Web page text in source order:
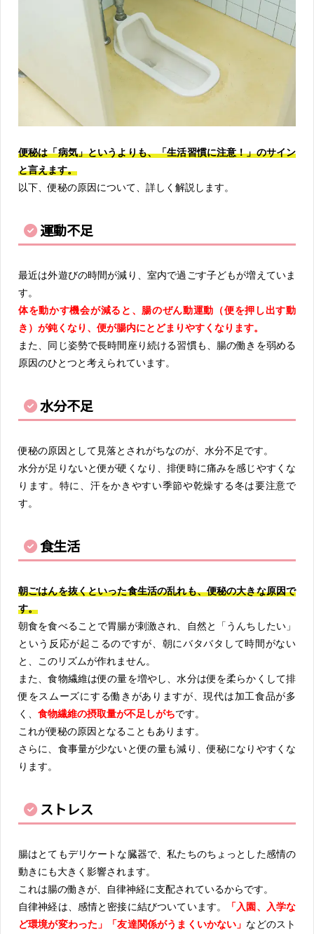
便秘は「病気」というよりも、「生活習慣に注意！」のサイン
と言えます。
以下、便秘の原因について、詳しく解説します。
運動不足
最近は外遊びの時間が減り、室内で過ごす子どもが増えていま
す。
体を動かす機会が減ると、腸のぜん動運動（便を押し出す動
き）が鈍くなり、便が腸内にとどまりやすくなります。
また、同じ姿勢で長時間座り続ける習慣も、腸の働きを弱める
原因のひとつと考えられています。
水分不足
便秘の原因として見落とされがちなのが、水分不足です。
水分が足りないと便が硬くなり、排便時に痛みを感じやすくな
ります。特に、汗をかきやすい季節や乾燥する冬は要注意で
す。
食生活
朝ごはんを抜くといった食生活の乱れも、便秘の大きな原因で
す。
朝食を食べることで胃腸が刺激され、自然と「うんちしたい」
という反応が起こるのですが、朝にバタバタして時間がない
と、このリズムが作れません。
また、食物繊維は便の量を増やし、水分は便を柔らかくして排
便をスムーズにする働きがありますが、現代は加工食品が多
く、 食物繊維の摂取量が不足しがちです。
これが便秘の原因となることもあります。
さらに、食事量が少ないと便の量も減り、便秘になりやすくな
ります。
ストレス
腸はとてもデリケートな臓器で、私たちのちょっとした感情の
動きにも大きく影響されます。
これは腸の働きが、自律神経に支配されているからです。
自律神経は、感情と密接に結びついています。
「入園、入学な
ど環境が変わった」「友達関係がうまくいかない」 などのスト